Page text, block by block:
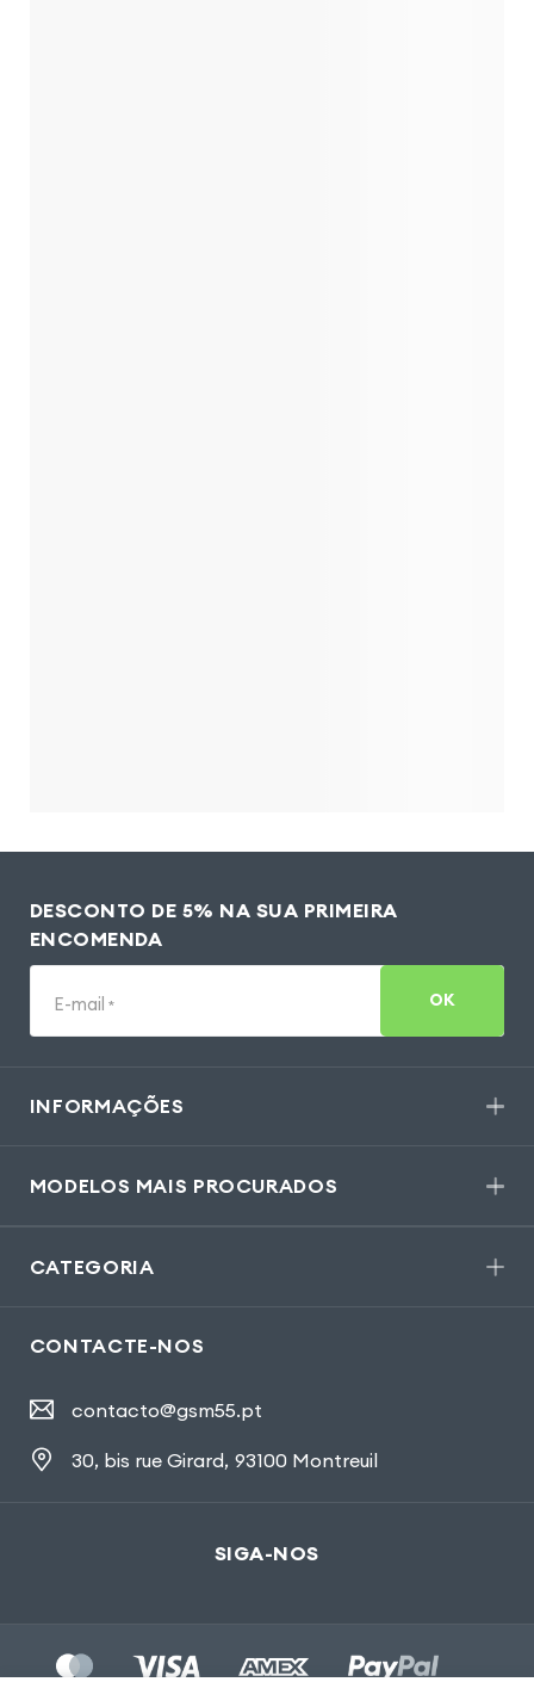
DESCONTO DE 5% NA SUA PRIMEIRA
ENCOMENDA
E-mail * OK
INFORMAÇÕES
MODELOS MAIS PROCURADOS
CATEGORIA
CONTACTE-NOS
contacto@gsm55.pt
30, bis rue Girard, 93100 Montreuil
SIGA-NOS